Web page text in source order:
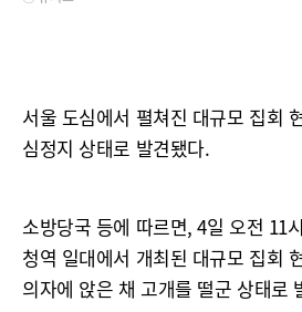
서울 도심에서 펼쳐진 대규모 집회
심정지 상태로 발견됐다.
소방당국 등에 따르면, 4일 오전 11
청역 일대에서 개최된 대규모 집회
의자에 앉은 채 고개를 떨군 상태로